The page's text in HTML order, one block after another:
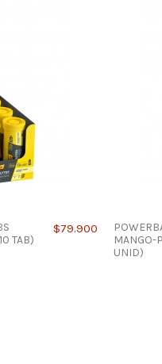
TAB)
$79.900
MANGO-
UNID)